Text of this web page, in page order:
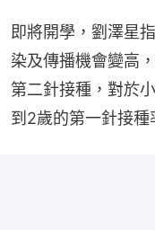
即將開學，劉澤星
染及傳播機會變高
第二針接種，對於
到2歲的第一針接種